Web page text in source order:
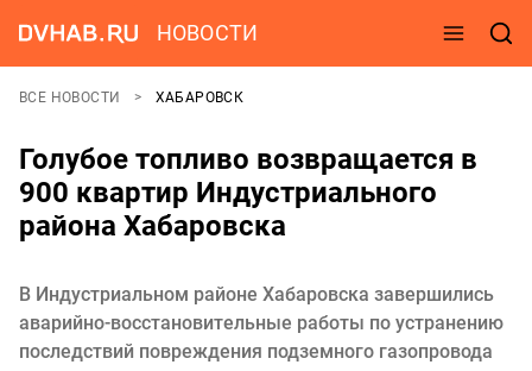
НОВОСТИ
ВСЕ НОВОСТИ ХАБАРОВСК
Голубое топливо возвращается в
900 квартир Индустриального
района Хабаровска
В Индустриальном районе Хабаровска завершились
аварийно-восстановительные работы по устранению
последствий повреждения подземного газопровода